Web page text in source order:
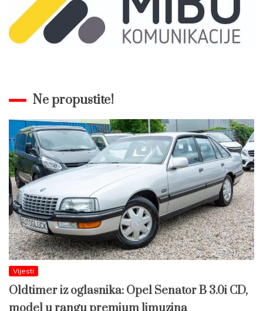
Ne propustite!
Vijesti
Oldtimer iz oglasnika: Opel Senator B 3.0i CD,